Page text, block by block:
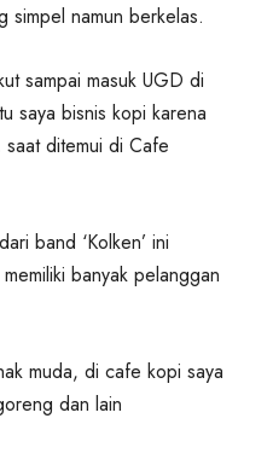
simpel namun berkelas.
sampai masuk UGD di
saya bisnis kopi karena
ditemui di Cafe
band ‘Kolken’ ini
banyak pelanggan
muda, di cafe kopi saya
dan lain